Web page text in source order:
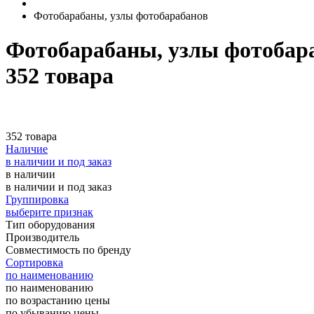
Фотобарабаны, узлы фотобарабанов
Фотобарабаны, узлы
352 товара
352 товара
Наличие
в наличии и под заказ
в наличии
в наличии и под заказ
Группировка
выберите признак
Тип оборудования
Производитель
Совместимость по бренду
Сортировка
по наименованию
по наименованию
по возрастанию цены